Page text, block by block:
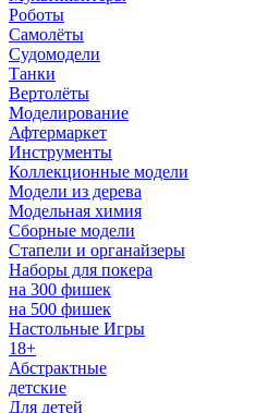
Роботы
Самолёты
Судомодели
Танки
Вертолёты
Моделирование
Афтермаркет
Инструменты
Коллекционные модели
Модели из дерева
Модельная химия
Сборные модели
Стапели и органайзеры
Наборы для покера
на 300 фишек
на 500 фишек
Настольные Игры
18+
Абстрактные
детские
Для детей